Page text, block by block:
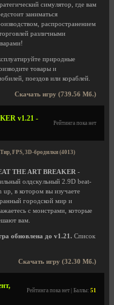
симулятор, где вам
заниматься
распространением
различными
природные
товары и
поездов или кораблей.
Скачать игру (739.56 Мб.)
v1.21 -
Рейтинга пока нет
Тир, FPS, 3D-бродилки (4013)
THE ART BREAKER -
олдскульный 2.9D beat-
up, в котором вы изучаете
городской мир и
с монстрами, которые
вам.
обновлена до v1.21. Список
Скачать игру (32.30 Мб.)
Рейтинга пока нет | Баллы: 51